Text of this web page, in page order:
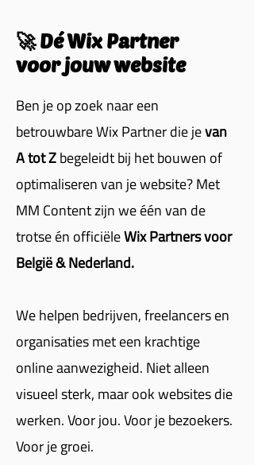
🚀 Dé Wix Partner
voor jouw website
Ben je op zoek naar een
betrouwbare Wix Partner die jevan
A tot Zbegeleidt bij het bouwen of
optimaliseren van je website? Met
MM Content zijn we één van de
trotse én officiëleWix Partners voor
België & Nederland.
We helpen bedrijven, freelancers en
organisaties met een krachtige
online aanwezigheid. Niet alleen
visueel sterk, maar ook websites die
werken. Voor jou. Voor je bezoekers.
Voor je groei.